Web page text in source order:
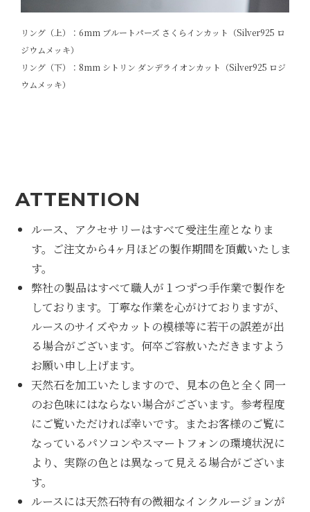
リング（上）：6mm ブルートパーズ さくらインカット（Silver925 ロ
ジウムメッキ）
リング（下）：8mm シトリン ダンデライオンカット（Silver925 ロジ
ウムメッキ）
ATTENTION
ルース、アクセサリーはすべて受注生産となりま
す。ご注文から4ヶ月ほどの製作期間を頂戴いたしま
す。
弊社の製品はすべて職人が１つずつ手作業で製作を
しております。丁寧な作業を心がけておりますが、
ルースのサイズやカットの模様等に若干の誤差が出
る場合がございます。何卒ご容赦いただきますよう
お願い申し上げます。
天然石を加工いたしますので、見本の色と全く同一
のお色味にはならない場合がございます。参考程度
にご覧いただければ幸いです。またお客様のご覧に
なっているパソコンやスマートフォンの環境状況に
より、実際の色とは異なって見える場合がございま
す。
ルースには天然石特有の微細なインクルージョンが